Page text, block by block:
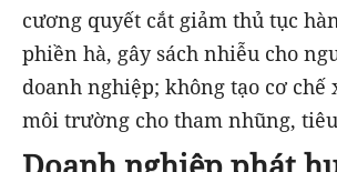
cương quyết cắt giảm thủ tục
phiền hà, gây sách nhiễu cho
doanh nghiệp; không tạo cơ chế
môi trường cho tham nhũng,